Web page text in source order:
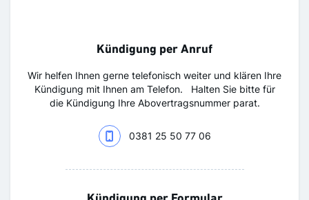
Kündigung per Anruf
Wir helfen Ihnen gerne telefonisch weiter und klären Ihre
Kündigung mit Ihnen am Telefon. Halten Sie bitte für
die Kündigung Ihre Abovertragsnummer parat.
0381 25 50 77 06